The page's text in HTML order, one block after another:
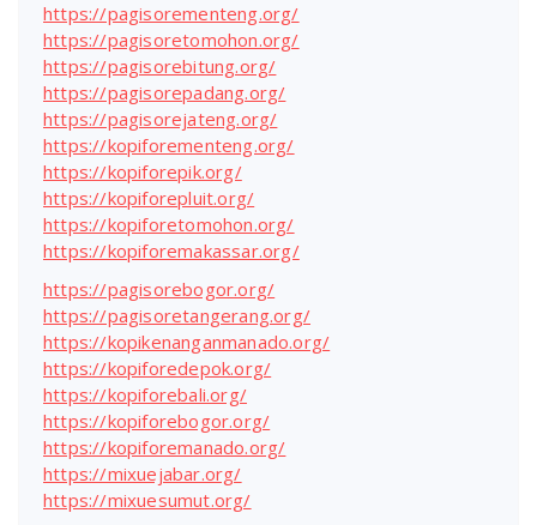
https://pagisorementeng.org/
https://pagisoretomohon.org/
https://pagisorebitung.org/
https://pagisorepadang.org/
https://pagisorejateng.org/
https://kopiforementeng.org/
https://kopiforepik.org/
https://kopiforepluit.org/
https://kopiforetomohon.org/
https://kopiforemakassar.org/
https://pagisorebogor.org/
https://pagisoretangerang.org/
https://kopikenanganmanado.org/
https://kopiforedepok.org/
https://kopiforebali.org/
https://kopiforebogor.org/
https://kopiforemanado.org/
https://mixuejabar.org/
https://mixuesumut.org/